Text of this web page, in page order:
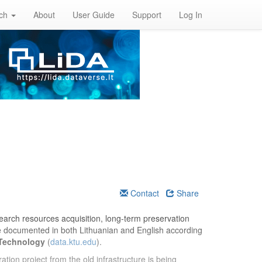
About User Guide Support Log In
Contact Share
resources acquisition, long-term preservation
in both Lithuanian and English according
(data.ktu.edu).
project from the old infrastructure is being